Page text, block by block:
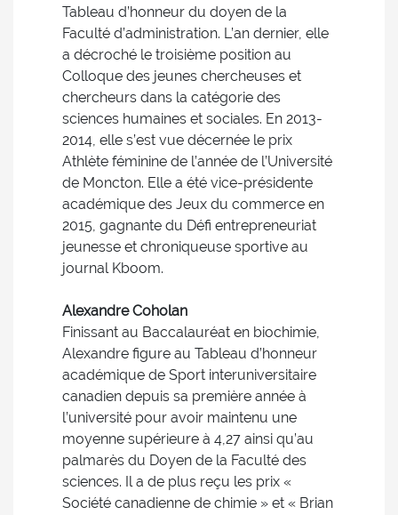
Tableau d’honneur du doyen de la
Faculté d’administration. L’an dernier, elle
a décroché le troisième position au
Colloque des jeunes chercheuses et
chercheurs dans la catégorie des
sciences humaines et sociales. En 2013-
2014, elle s’est vue décernée le prix
Athlète féminine de l’année de l’Université
de Moncton. Elle a été vice-présidente
académique des Jeux du commerce en
2015, gagnante du Défi entrepreneuriat
jeunesse et chroniqueuse sportive au
journal Kboom.
Alexandre Coholan
Finissant au Baccalauréat en biochimie,
Alexandre figure au Tableau d’honneur
académique de Sport interuniversitaire
canadien depuis sa première année à
l’université pour avoir maintenu une
moyenne supérieure à 4,27 ainsi qu’au
palmarès du Doyen de la Faculté des
sciences. Il a de plus reçu les prix «
Société canadienne de chimie » et « Brian